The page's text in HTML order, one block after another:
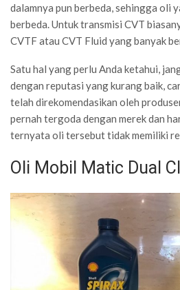
dalamnya pun berbeda, sehingga oli
berbeda. Untuk transmisi CVT
CVTF atau CVT Fluid yang banyak
Satu hal yang perlu Anda ketahui,
dengan reputasi yang kurang baik,
telah direkomendasikan oleh
pernah tergoda dengan merek dan
ternyata oli tersebut tidak memiliki
Oli Mobil Matic Dual